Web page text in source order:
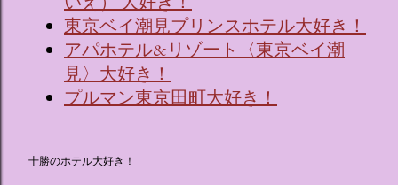
東京ベイ潮見プリンスホテル大好き！
アパホテル&リゾート〈東京ベイ潮
見〉大好き！
プルマン東京田町大好き！
十勝のホテル大好き！